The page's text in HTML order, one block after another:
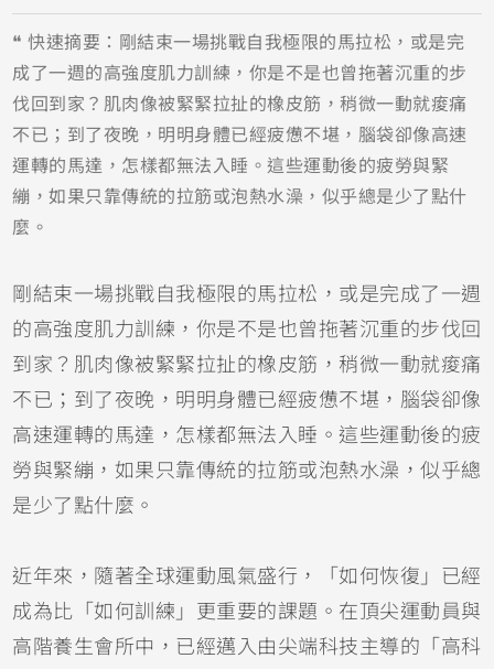
❝ 快速摘要：剛結束一場挑戰自我極限的馬拉松，或是完
成了一週的高強度肌力訓練，你是不是也曾拖著沉重的步
伐回到家？肌肉像被緊緊拉扯的橡皮筋，稍微一動就痠痛
不已；到了夜晚，明明身體已經疲憊不堪，腦袋卻像高速
運轉的馬達，怎樣都無法入睡。這些運動後的疲勞與緊
繃，如果只靠傳統的拉筋或泡熱水澡，似乎總是少了點什
麼。
剛結束一場挑戰自我極限的馬拉松，或是完成了一週
的高強度肌力訓練，你是不是也曾拖著沉重的步伐回
到家？肌肉像被緊緊拉扯的橡皮筋，稍微一動就痠痛
不已；到了夜晚，明明身體已經疲憊不堪，腦袋卻像
高速運轉的馬達，怎樣都無法入睡。這些運動後的疲
勞與緊繃，如果只靠傳統的拉筋或泡熱水澡，似乎總
是少了點什麼。
近年來，隨著全球運動風氣盛行，「如何恢復」已經
成為比「如何訓練」更重要的課題。在頂尖運動員與
高階養生會所中，已經邁入由尖端科技主導的「高科